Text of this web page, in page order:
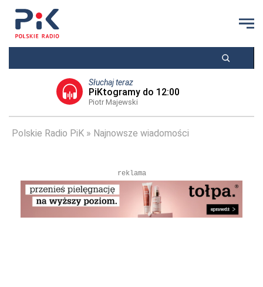
Słuchaj teraz
PiKtogramy do 12:00
Piotr Majewski
Polskie Radio PiK Najnowsze wiadomości
reklama